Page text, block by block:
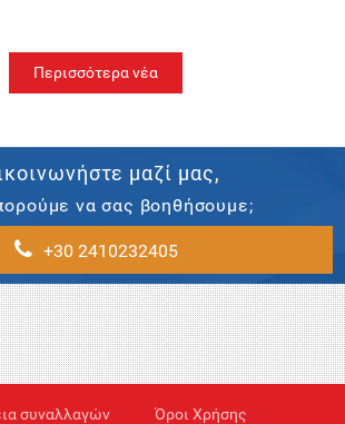
Περισσότερα νέα
μαζί μας,
να σας βοηθήσουμε;
+30 2410232405
συναλλαγών
Όροι Χρήσης